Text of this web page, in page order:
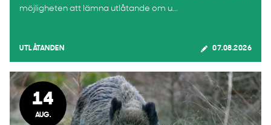
möjligheten att lämna utlåtande om u...
UTLÅTANDEN 07.08.2026
14
AUG.